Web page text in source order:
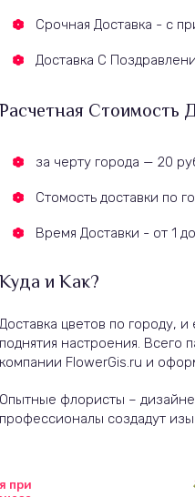
Срочная Доставка - с
Доставка С
Расчетная Стоимость
за черту города — 20
Стомость доставки по
Время Доставки - от 1
Куда и Как?
Доставка цветов по городу,
поднятия настроения. Всего
компании FlowerGis.ru и
Опытные флористы –
профессионалы создадут
при